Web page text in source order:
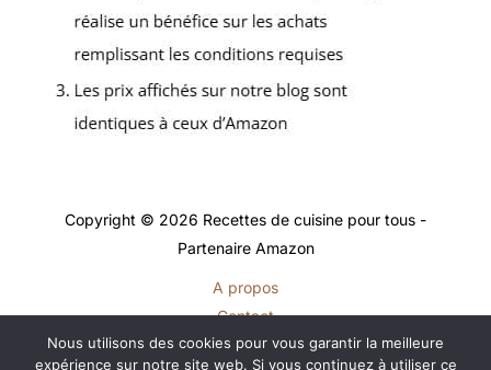
Copyright © 2026 Recettes de cuisine pour tous -
Partenaire Amazon
A propos
Contact
Plan du site
Nous utilisons des cookies pour vous garantir la meilleure
expérience sur notre site web. Si vous continuez à utiliser ce